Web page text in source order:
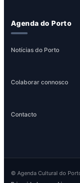
Agenda do Porto
Notícias do Porto
Colaborar connosco
Contacto
© Agenda Cultural do